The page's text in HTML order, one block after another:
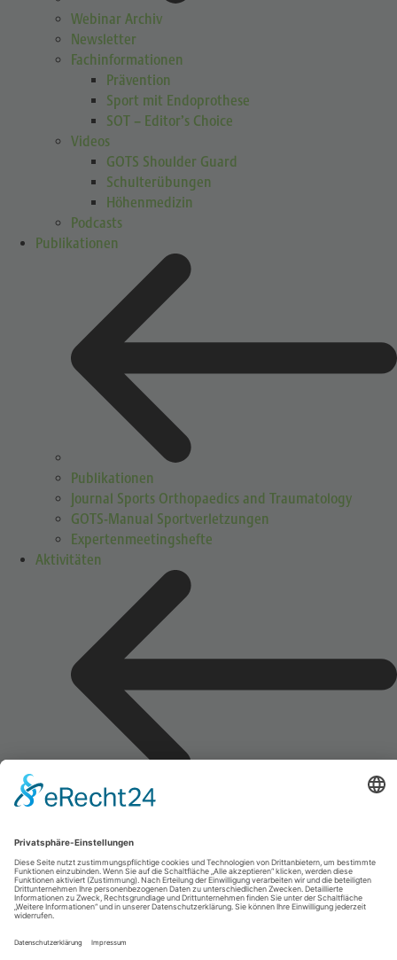
Webinar Archiv
Newsletter
Fachinformationen
Prävention
Sport mit Endoprothese
SOT – Editor’s Choice
Videos
GOTS Shoulder Guard
Schulterübungen
Höhenmedizin
Podcasts
Publikationen
Publikationen
Journal Sports Orthopaedics and Traumatology
GOTS-Manual Sportverletzungen
Expertenmeetingshefte
Aktivitäten
Veranstaltungen
GOTS-Kongress 2026
GOTS-Kongressarchiv
3. GOTS Digital Health Solution Expert Forum
Sport-Trauma Hands-On Kurs
Zertifizierung GOTS-Sportarzt
Young Academy